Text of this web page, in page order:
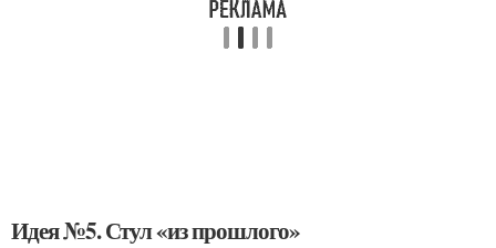
Идея №5. Стул «из прошлого»